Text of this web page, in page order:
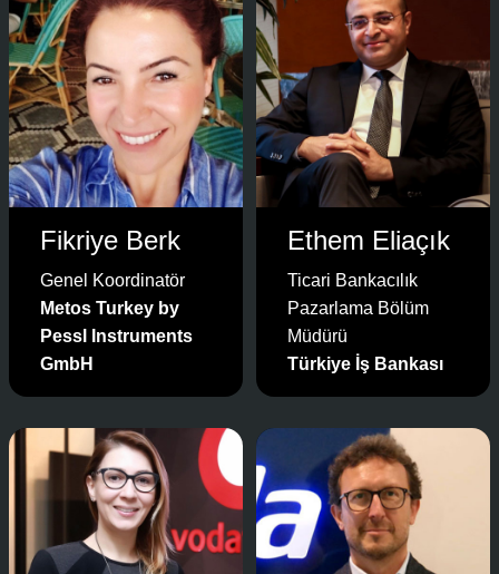
Fikriye Berk
Genel Koordinatör
Metos Turkey by
Pessl Instruments
GmbH
Ethem Eliaçık
Ticari Bankacılık
Pazarlama Bölüm
Müdürü
Türkiye İş Bankası